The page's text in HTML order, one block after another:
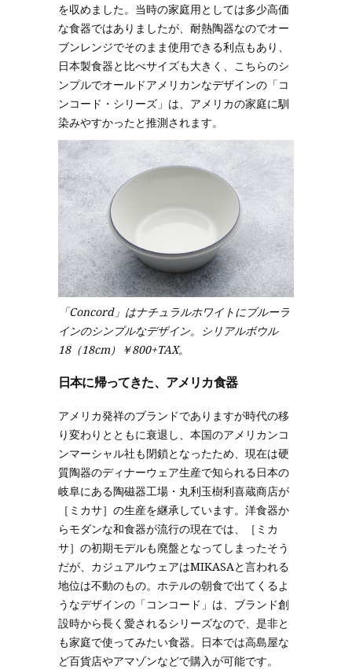
を収めました。当時の家庭用としては多少高価
な食器ではありましたが、耐熱陶器なのでオー
ブンレンジでそのまま使用できる利点もあり、
日本製食器と比べサイズも大きく、こちらのシ
ンプルでオールドアメリカンなデザインの「コ
ンコード・シリーズ」は、アメリカの家庭に馴
染みやすかったと推測されます。
「Concord」はナチュラルホワイトにブルーラ
インのシンプルなデザイン。シリアルボウル
18（18cm）￥800+TAX。
日本に帰ってきた、アメリカ食器
アメリカ発祥のブランドでありますが時代の移
り変わりとともに衰退し、本国のアメリカンコ
ンマーシャル社も閉鎖となったため、現在は硬
質陶器のディナーウェア生産で知られる日本の
岐阜にある陶磁器工場・丸利玉樹利喜蔵商店が
［ミカサ］の生産を継承しています。洋食器か
らモダンな和食器が流行の現在では、［ミカ
サ］の初期モデルも廃盤となってしまったそう
だが、カジュアルウェアはMIKASAと言われる
地位は不動のもの。ホテルの朝食で出てくるよ
うなデザインの「コンコード」は、ブランド創
設時から長く愛されるシリーズなので、是非と
も家庭で使ってみたい食器。日本では高島屋な
ど百貨店やアマゾンなどで購入が可能です。